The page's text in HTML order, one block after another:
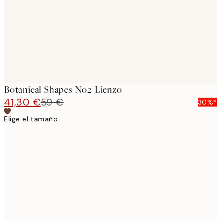
Botanical Shapes No2 Lienzo
41,30 €59 €
30%*
Elige el tamaño